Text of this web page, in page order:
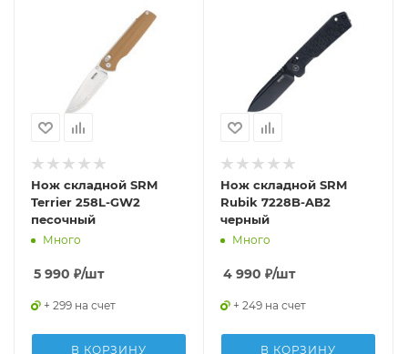
Нож складной SRM
Terrier 258L-GW2
песочный
Много
5 990 ₽/шт
+ 299 на счет
В КОРЗИНУ
Нож складной SRM
Rubik 7228B-AB2
черный
Много
4 990 ₽/шт
+ 249 на счет
В КОРЗИНУ